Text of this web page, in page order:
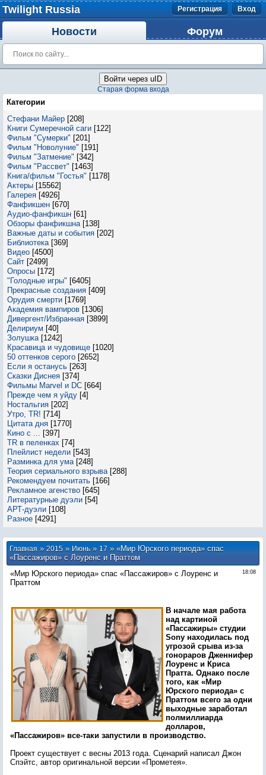
Twilight Russia Регистрация Вход
Новости Форум
Войти через uID
Старая форма входа
Категории
Стефани Майер [208]
Книги Сумеречной саги [122]
Фильм "Сумерки" [201]
Фильм "Новолуние" [191]
Фильм "Затмение" [342]
Фильм "Рассвет" [1463]
Книга/фильм "Гостья" [1178]
Актеры [15562]
Галерея [4926]
Фанфикшен [670]
Аудио-фанфикшн [61]
Обзоры фанфикшна [138]
Важные даты и события [202]
Библиотека [369]
Видео [4500]
Сайт [2499]
Опросы [172]
"Голодные игры" [6405]
Прекрасные создания [409]
Орудия смерти [1769]
Академия вампиров [1306]
Дивергент/Избранная [3899]
Делириум [40]
Золушка [1242]
Красавица и чудовище [1020]
50 оттенков серого [2652]
Если я останусь [263]
Сказки Диснея [374]
Фильмы Marvel и DC [664]
Прежде чем я уйду [4]
Ностальгия [202]
Утро, TR! [714]
Цитата дня [1770]
Кино с ... [397]
TR в пеленках [74]
Плейлист недели [543]
Разминка для ума [248]
Теория сериального взрыва [288]
Рекомендуем почитать [166]
Рекламное агенство [645]
Литературные дуэли [54]
АРТ-дуэли [108]
Разное [4291]
Главная»2015 » Июнь » 17» «Мир Юрского периода» спас
«Пассажиров» с Лоуренс и Праттом
18:08
«Мир Юрского периода» спас «Пассажиров» с Лоуренс и
Праттом
В начале мая работа
над картиной
«Пассажиры» студии
Sony находилась под
угрозой срыва из-за
гонораров Дженнифер
Лоуренс и Криса
Пратта. Однако после
того, как «Мир
Юрского периода» с
Праттом всего за одни
выходные заработал
полмиллиарда
долларов,
«Пассажиров» все-таки запустили в производство.
Проект существует с весны 2013 года. Сценарий написал Джон
Спэйтс, автор оригинальной версии «Прометея».